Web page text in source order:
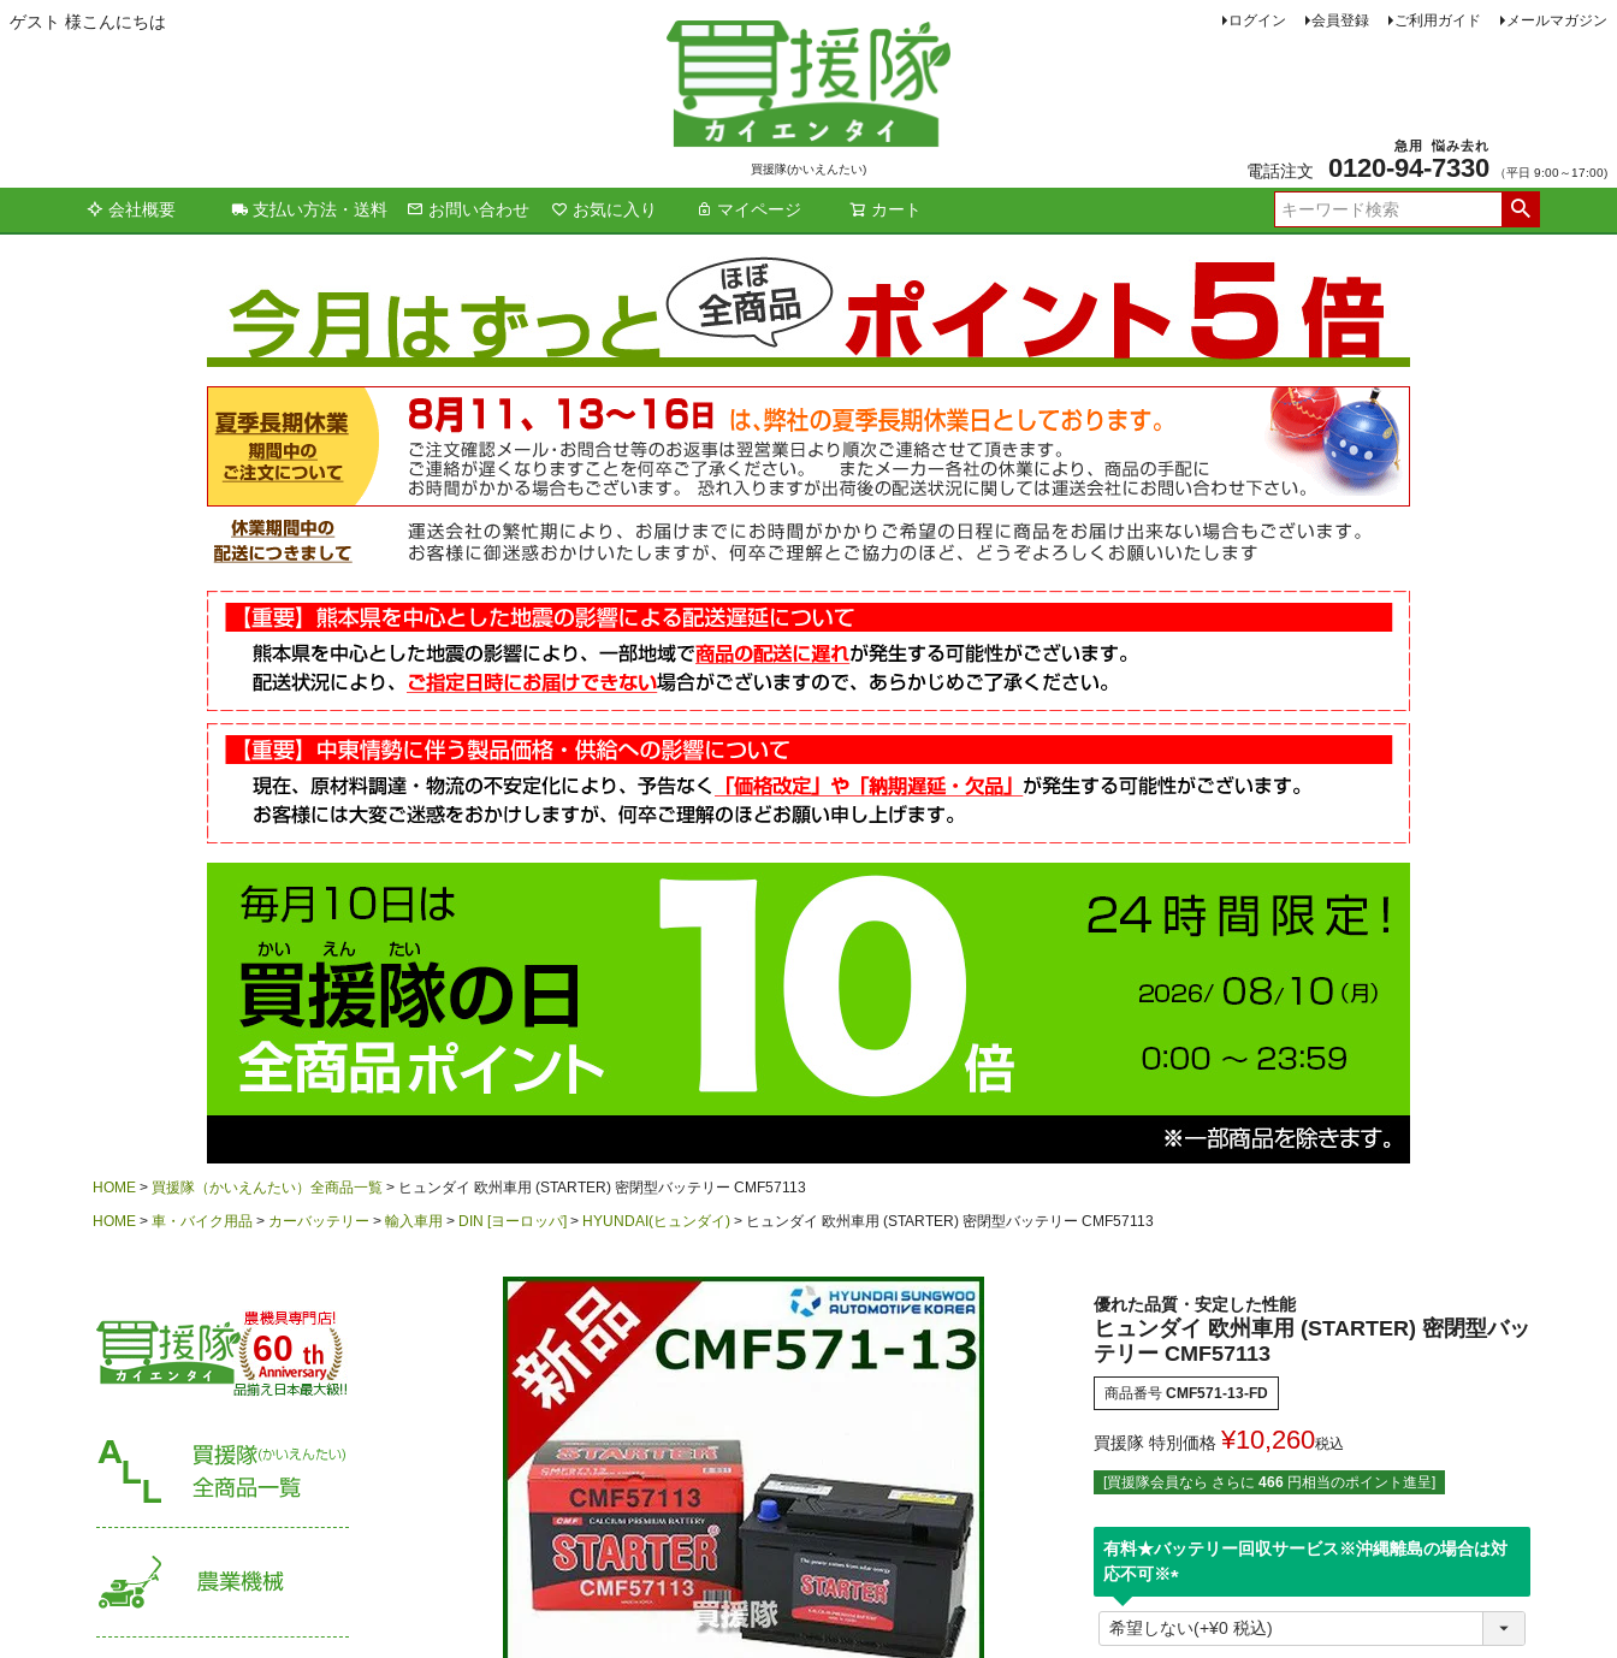
ゲスト 様こんにちは
買援隊(かいえんたい)
ログイン 会員登録 ご利用ガイド メールマガジン
電話注文 0120-94
急用
-7330
悩み去れ
（平日 9:00～17:00)
会社概要 支払い方法・送料 お問い合わせ お気に入り マイページ カート
検索
HOME 買援隊（かいえんたい）全商品一覧
ヒュンダイ 欧州車用 (STARTER) 密閉型バッテリー CMF57113
HOME
車・バイク用品 カーバッテリー 輸入車用 DIN [ヨーロッパ] HYUNDAI(ヒュンダイ) ヒュンダイ 欧州車用 (STARTER) 密閉型バッテリー CMF57113
60
優れた品質・安定した性能
ヒュンダイ 欧州車用 (STARTER) 密閉型バッ
テリー CMF57113
商品番号 CMF571-13-FD
買援隊 特別価格 ¥10,260税込
[買援隊会員なら さらに 466 円相当のポイント進呈]
有料★バッテリー回収サービス※沖縄離島の場合は対
応不可※
必